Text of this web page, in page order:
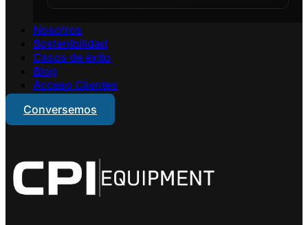
Nosotros
Sostenibilidad
Casos de éxito
Blog
Acceso Clientes
Conversemos